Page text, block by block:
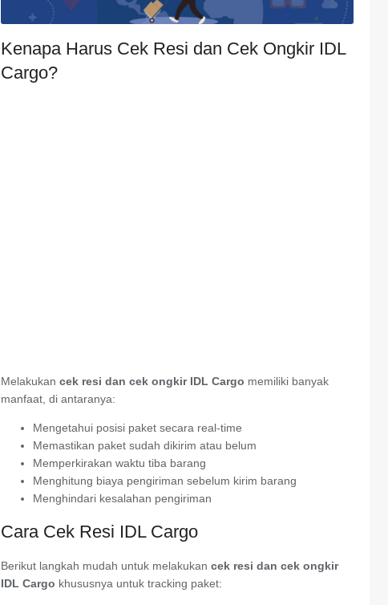
Kenapa Harus Cek Resi dan Cek Ongkir IDL
Cargo?
Melakukan cek resi dan cek ongkir IDL Cargo memiliki banyak
manfaat, di antaranya:
Mengetahui posisi paket secara real-time
Memastikan paket sudah dikirim atau belum
Memperkirakan waktu tiba barang
Menghitung biaya pengiriman sebelum kirim barang
Menghindari kesalahan pengiriman
Cara Cek Resi IDL Cargo
Berikut langkah mudah untuk melakukan cek resi dan cek ongkir
IDL Cargo khususnya untuk tracking paket: